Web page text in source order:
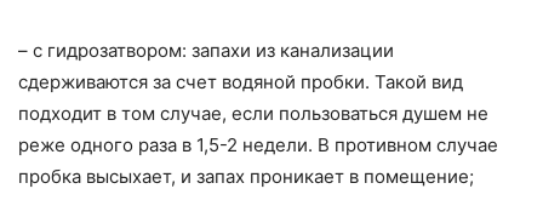
– с гидрозатвором: запахи из канализации
сдерживаются за счет водяной пробки. Такой вид
подходит в том случае, если пользоваться душем не
реже одного раза в 1,5-2 недели. В противном случае
пробка высыхает, и запах проникает в помещение;